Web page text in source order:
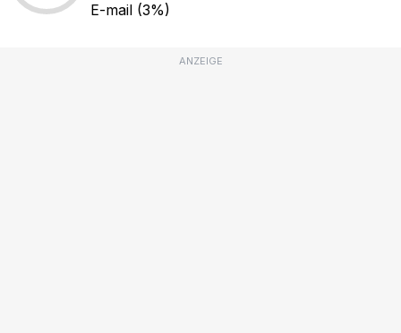
E-mail (3%)
ANZEIGE